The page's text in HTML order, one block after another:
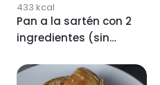
433 kcal
Pan a la sartén con 2
ingredientes (sin